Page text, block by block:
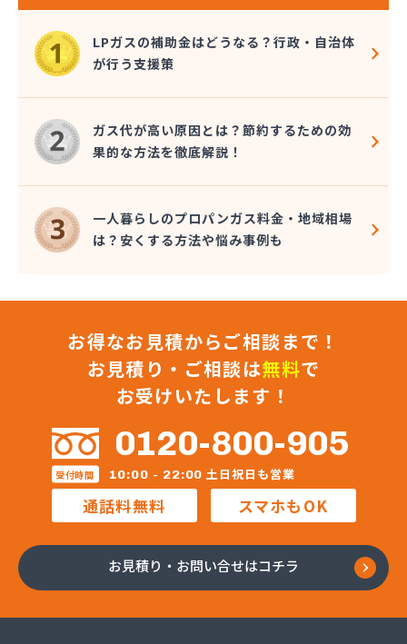
株式会社春山商店
株式会社森プロパン 早稲田営業所
株式会社仁井田設備
株式会社杉本設備工業
株式会社星野住設
株式会社石田商店
株式会社千代峯商店
株式会社大久保商店
株式会社大谷鉱油
株式会社町田商店
株式会社町田燃料店
株式会社長谷川商店
株式会社渡辺商店
株式会社東京水沢商店 狭山営業所
株式会社東武商会
株式会社奈良屋燃料
株式会社内田商店 朝霞営業所
株式会社内田商店 鶴ヶ島営業所
株式会社日光溶材
株式会社豊田設備
株式会社木村周作商店
株式会社澤利喜商店
関口産業株式会社 菖蒲充てん所
LPガスの補助金はどうなる？行政・自治体
が行う支援策
ガス代が高い原因とは？節約するための効
果的な方法を徹底解説！
一人暮らしのプロパンガス料金・地域相場
は？安くする方法や悩み事例も
お得なお見積からご相談まで！
お見積り・ご相談は無料で
お受けいたします！
0120-800-905
受付時間 10:00 - 22:00 土日祝日も営業
通話料無料 スマホもOK
お見積り・お問い合せはコチラ